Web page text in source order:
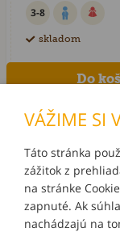
3-8
skladom
INFORMÁCIE
MÔJ ÚČET
VÁŽIME SI
Táto stránka
zážitok z
na stránke
zapnuté. Ak
nachádzajú na